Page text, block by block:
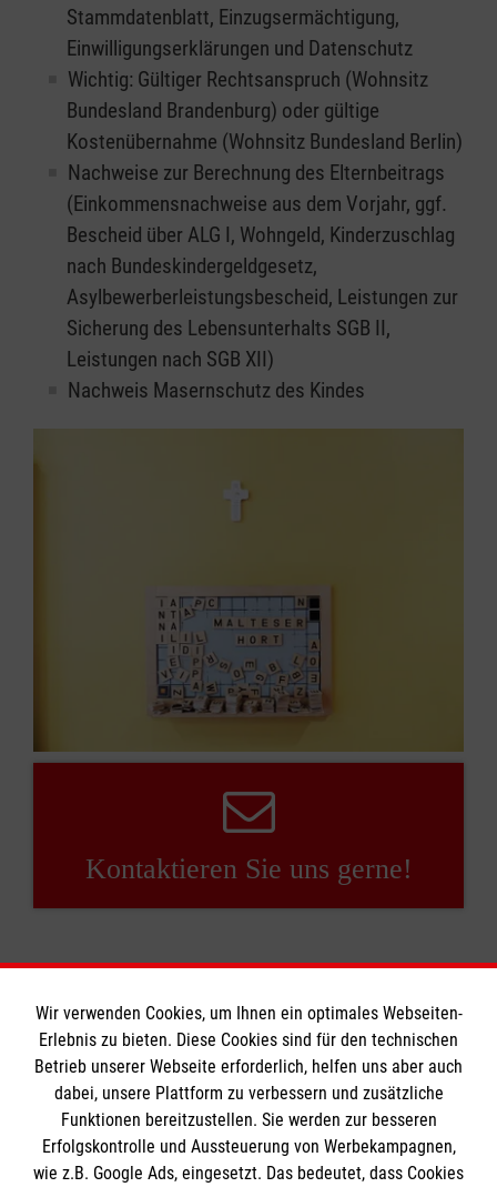
Stammdatenblatt, Einzugsermächtigung,
Einwilligungserklärungen und Datenschutz
Wichtig: Gültiger Rechtsanspruch (Wohnsitz
Bundesland Brandenburg) oder gültige
Kostenübernahme (Wohnsitz Bundesland Berlin)
Nachweise zur Berechnung des Elternbeitrags
(Einkommensnachweise aus dem Vorjahr, ggf.
Bescheid über ALG I, Wohngeld, Kinderzuschlag
nach Bundeskindergeldgesetz,
Asylbewerberleistungsbescheid, Leistungen zur
Sicherung des Lebensunterhalts SGB II,
Leistungen nach SGB XII)
Nachweis Masernschutz des Kindes
Kontaktieren Sie uns gerne!
Informationen
Impressum
Datenschutz
Wir verwenden Cookies, um Ihnen ein optimales Webseiten-
Erlebnis zu bieten. Diese Cookies sind für den technischen
Betrieb unserer Webseite erforderlich, helfen uns aber auch
dabei, unsere Plattform zu verbessern und zusätzliche
Funktionen bereitzustellen. Sie werden zur besseren
Erfolgskontrolle und Aussteuerung von Werbekampagnen,
wie z.B. Google Ads, eingesetzt. Das bedeutet, dass Cookies